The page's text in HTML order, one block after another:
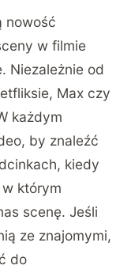
nowość
w filmie
Niezależnie od
Max czy
każdym
by znaleźć
kiedy
którym
scenę. Jeśli
ze znajomymi,
do